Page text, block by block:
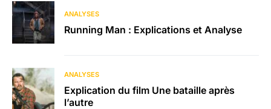
ANALYSES
Running Man : Explications et Analyse
ANALYSES
Explication du film Une bataille après
l’autre